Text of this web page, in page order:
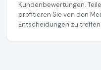
Kundenbewertungen.
profitieren Sie von den
Entscheidungen zu treffen.